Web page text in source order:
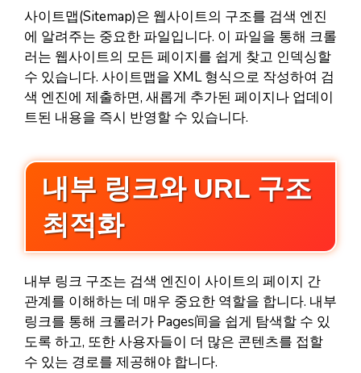
사이트맵(Sitemap)은 웹사이트의 구조를 검색 엔진
에 알려주는 중요한 파일입니다. 이 파일을 통해 크롤
러는 웹사이트의 모든 페이지를 쉽게 찾고 인덱싱할
수 있습니다. 사이트맵을 XML 형식으로 작성하여 검
색 엔진에 제출하면, 새롭게 추가된 페이지나 업데이
트된 내용을 즉시 반영할 수 있습니다.
내부 링크와 URL 구조
최적화
내부 링크 구조는 검색 엔진이 사이트의 페이지 간
관계를 이해하는 데 매우 중요한 역할을 합니다. 내부
링크를 통해 크롤러가 Pages间을 쉽게 탐색할 수 있
도록 하고, 또한 사용자들이 더 많은 콘텐츠를 접할
수 있는 경로를 제공해야 합니다.